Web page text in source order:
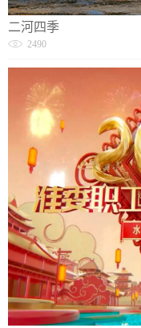
二河四季
2490